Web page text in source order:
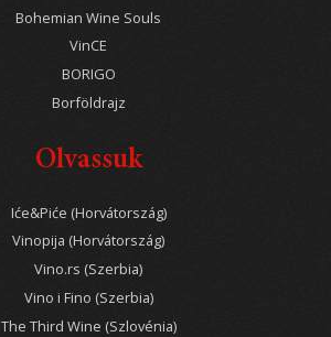
Bohemian Wine Souls
VinCE
BORIGO
Borföldrajz
Olvassuk
Iće&Piće (Horvátország)
Vinopija (Horvátország)
Vino.rs (Szerbia)
Vino i Fino (Szerbia)
The Third Wine (Szlovénia)